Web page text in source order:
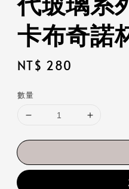
卡布奇諾
Regular
NT$ 280
數量